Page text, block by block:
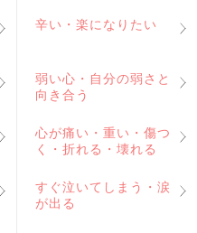
辛い・楽になりたい
弱い心・自分の弱さと
向き合う
心が痛い・重い・傷つ
く・折れる・壊れる
すぐ泣いてしまう・涙
が出る